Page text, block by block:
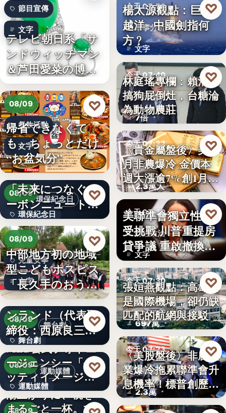
節目宣傳
文字
テレビ朝日系「サ
ンドウィッチマン
＆芦田愛菜の博士
ちゃん」…
08/09
餐飲活動
文字
帰省できなくて
も、ちょっとだけ
“お盆気分”
♡
環保紀念日
08/09
環保紀念日
文字
日本JC、9月3日を
「未来につなぐカ
ーボンニュートラ
ルの…
♡
08/09
兒童安寧
文字
中部地方初の地域
型こどもホスピス
「長久手のおう
ち」が愛知…
♡
舞台劇
08/09
舞台劇
文字
株式会社青山メイ
ンランド（代表取
締役：西原良三）
特別協賛…
♡
運動媒體
08/09
運動媒體
2,430
MLB公式フォトエ
ージェンシー「ゲ
ッティイメージ
ズ」五十…
♡
08/09
湯上がりに、桃を
まるごと一杯。ひ
今天 07:50
軍事分析
文字
楊太源觀點：巨浪
越洋─中國劍指何
方﹖
♡
今天 07:40
政治食安
7倍
林庭瑤專欄：賴清德
搞狗屁倒灶，台糖淪
為動物農莊
♡
今天 07:32
貴金屬
2.3萬人
〈貴金屬盤後〉美7
月非農爆冷 金價本
週大漲逾7%創1月
來…
♡
今天 07:30
財經政治
文字
美聯準會獨立性再
受挑戰 川普重提房
貸爭議 重啟撤換庫
克程…
♡
今天 07:30
航空政策
697萬
張姮燕觀點：高雄已
是國際機場，卻仍缺
匹配的航網與接駁
♡
今天 07:23
美股財經
2.3萬
〈美股盤後〉非農就
業爆冷拖累聯準會升
息機率！標普創歷史
新…
♡